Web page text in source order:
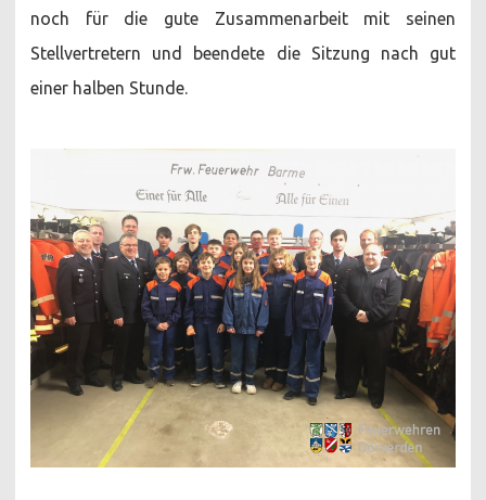
noch für die gute Zusammenarbeit mit seinen
Stellvertretern und beendete die Sitzung nach gut
einer halben Stunde.